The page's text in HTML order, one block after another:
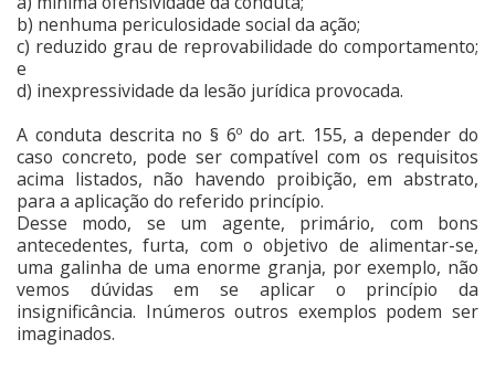
b) nenhuma periculosidade social da ação;
c) reduzido grau de reprovabilidade do comportamento;
e
d) inexpressividade da lesão jurídica provocada.
A conduta descrita no § 6º do art. 155, a depender do
caso concreto, pode ser compatível com os requisitos
acima listados, não havendo proibição, em abstrato,
para a aplicação do referido princípio.
Desse modo, se um agente, primário, com bons
antecedentes, furta, com o objetivo de alimentar-se,
uma galinha de uma enorme granja, por exemplo, não
vemos dúvidas em se aplicar o princípio da
insignificância. Inúmeros outros exemplos podem ser
imaginados.